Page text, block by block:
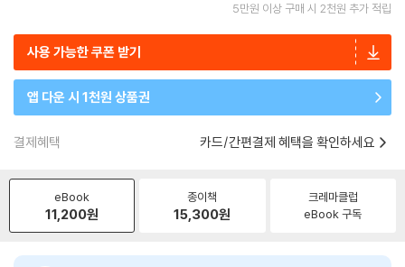
5만원 이상 구매 시 2천원 추가 적립
사용 가능한 쿠폰 받기
앱 다운 시 1천원 상품권
결제혜택 카드/간편결제 혜택을 확인하세요
eBook
11,200원
종이책
15,300원
크레마클럽
eBook 구독